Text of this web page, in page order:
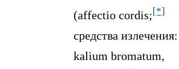
(affectio cordis;[*]
средства излечения:
kalium bromatum,